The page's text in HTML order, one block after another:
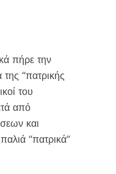
πήρε την
“πατρικής
του
από
και
“πατρικά”